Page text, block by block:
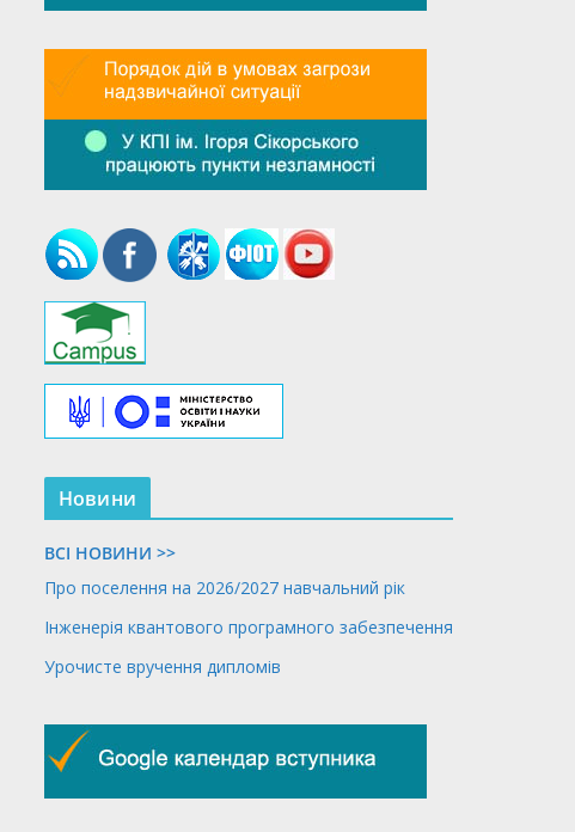
Новини
ВСІ НОВИНИ >>
Про поселення на 2026/2027 навчальний рік
Інженерія квантового програмного забезпечення
Урочисте вручення дипломів